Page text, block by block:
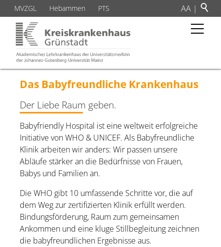
MVZGL Hebammen PTS AA |
Das Babyfreundliche Krankenhaus
Der Liebe Raum geben.
Babyfriendly Hospital ist eine weltweit erfolgreiche
Initiative von WHO & UNICEF. Als Babyfreundliche
Klinik arbeiten wir anders: Wir passen unsere
Abläufe stärker an die Bedürfnisse von Frauen,
Babys und Familien an.
Die WHO gibt 10 umfassende Schritte vor, die auf
dem Weg zur zertifizierten Klinik erfüllt werden.
Bindungsförderung, Raum zum gemeinsamen
Ankommen und eine kluge Stillbegleitung zeichnen
die babyfreundlichen Ergebnisse aus.